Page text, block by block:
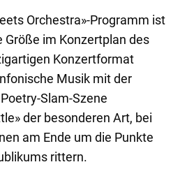
Orchestra»-Programm ist
im Konzertplan des
Konzertformat
Musik mit der
Slam-Szene
der besonderen Art, bei
am Ende um die Punkte
rittern.